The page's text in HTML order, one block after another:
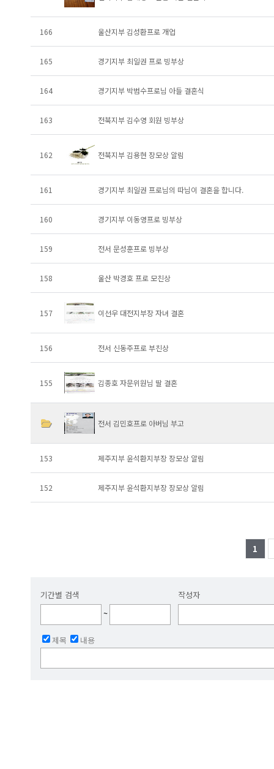
166 울산지부 김성환프로 개업
165 경기지부 최일권 프로 빙부상
164 경기지부 박범수프로님 아들 결혼식
163 전북지부 김수영 회원 빙부상
162 전북지부 김용현 장모상 알림
161 경기지부 최일권 프로님의 따님이 결혼을 합니다.
160 경기지부 이동영프로 빙부상
159 전서 문성훈프로 빙부상
158 울산 박경호 프로 모친상
157 이선우 대전지부장 자녀 결혼
156 전서 신동주프로 부친상
155 김종호 자문위원님 딸 결혼
전서 김민호프로 아버님 부고
153 제주지부 윤석환지부장 장모상 알림
152 제주지부 윤석환지부장 장모상 알림
1
기간별 검색
~
작성자
제목 내용